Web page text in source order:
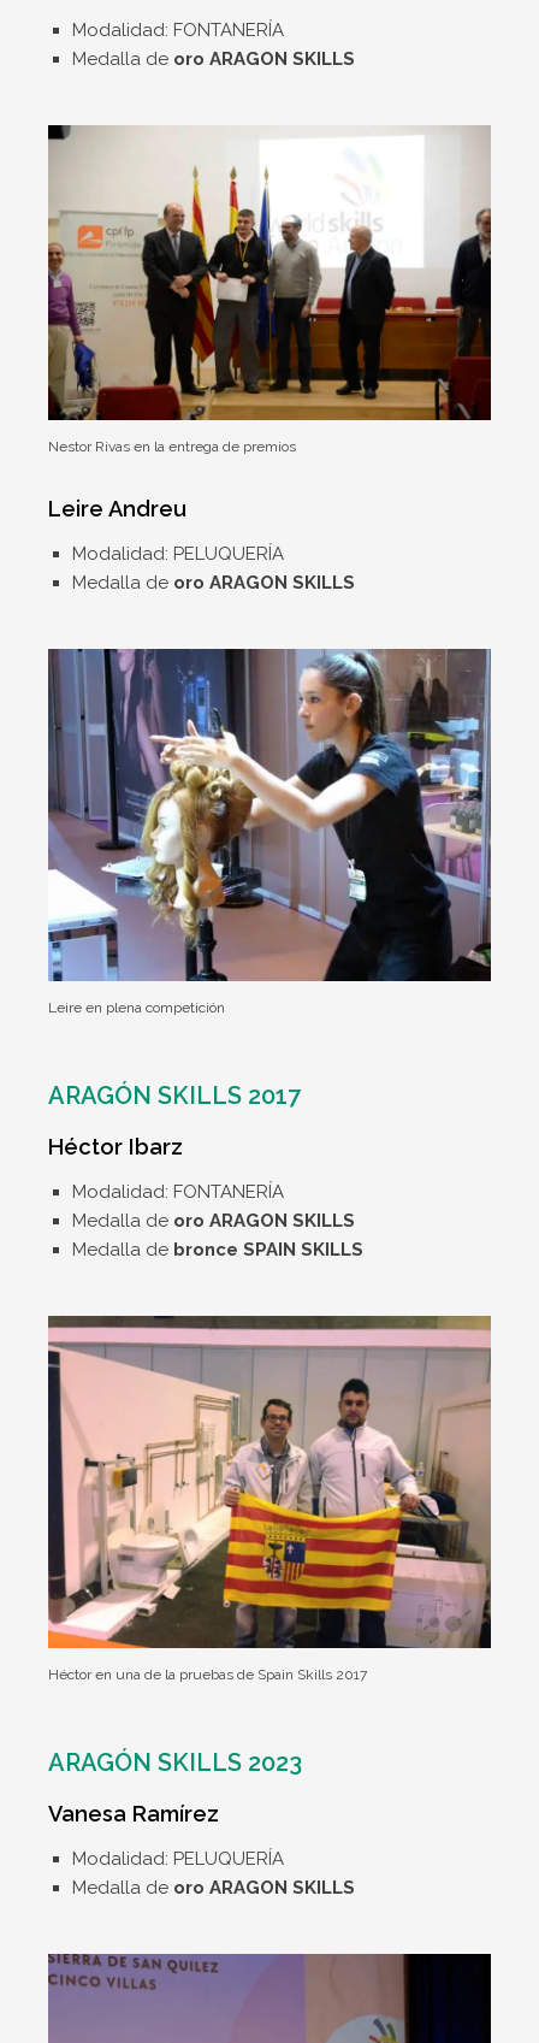
Modalidad: FONTANERÍA
Medalla de oro ARAGON SKILLS
Nestor Rivas en la entrega de premios
Leire Andreu
Modalidad: PELUQUERÍA
Medalla de oro ARAGON SKILLS
Leire en plena competición
ARAGÓN SKILLS 2017
Héctor Ibarz
Modalidad: FONTANERÍA
Medalla de oro ARAGON SKILLS
Medalla de bronce SPAIN SKILLS
Héctor en una de la pruebas de Spain Skills 2017
ARAGÓN SKILLS 2023
Vanesa Ramírez
Modalidad: PELUQUERÍA
Medalla de oro ARAGON SKILLS